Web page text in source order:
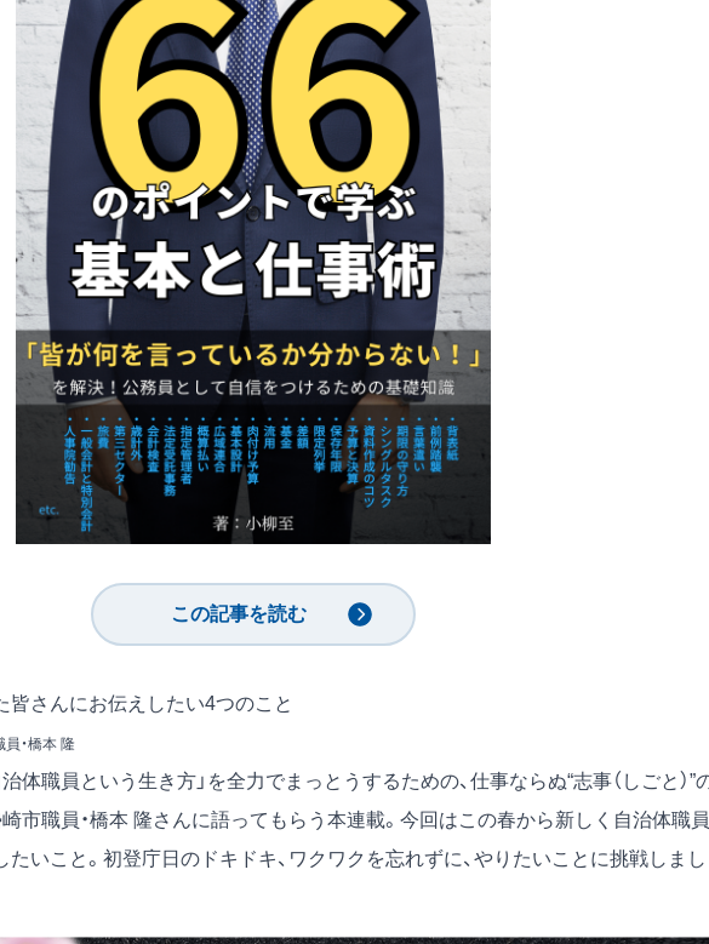
この記事を読む
皆さんにお伝えしたい4つのこと
・橋本 隆
体職員という生き方」を全力でまっとうするための、仕事ならぬ“志事（しごと）”
市職員・橋本 隆さんに語ってもらう本連載。今回はこの春から新しく自治体職員
いこと。初登庁日のドキドキ、ワクワクを忘れずに、やりたいことに挑戦しま